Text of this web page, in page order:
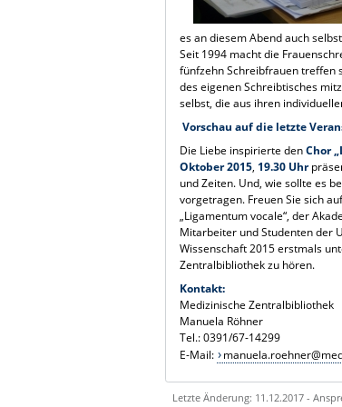
es an diesem Abend auch
Seit 1994 macht die
fünfzehn Schreibfrauen treffen
des eigenen Schreibtisches
selbst, die aus ihren
Vorschau auf die letzte
Die Liebe inspirierte denChor
Oktober 2015, 19.30 Uhr
und Zeiten. Und, wie sollte es
vorgetragen. Freuen Sie sich
„Ligamentum vocale“, der
Mitarbeiter und Studenten der
Wissenschaft 2015 erstmals
Zentralbibliothek zu hören.
Kontakt:
Medizinische Zentralbibliothek
Manuela Röhner
Tel.: 0391/67-14299
E-Mail:
Letzte Änderung: 11.12.2017 -